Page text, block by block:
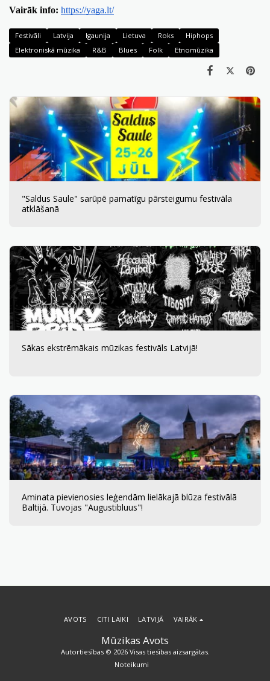
Vairāk info: https://yaga.lt/
Festivāli Latvija Igaunija Lietuva Roks
Hiphops
Elektroniskā mūzika
R&B Blues Folk Etnomūzika
"Saldus Saule" sarūpē pamatīgu pārsteigumu festivāla
atklāšanā
Sākas ekstrēmākais mūzikas festivāls Latvijā!
Aminata pievienosies leģendām lielākajā blūza festivālā
Baltijā. Tuvojas "Augustibluus"!
Mūzikas Avots
Autortiesības © 2026 Visas tiesības aizsargātas.
Noteikumi
AVOTS CITI LAIKI LATVIJĀ VAIRĀK